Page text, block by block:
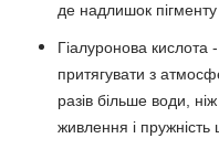
де надлишок пігменту
Гіалуронова кислота
притягувати з
разів більше води,
живлення і пружність